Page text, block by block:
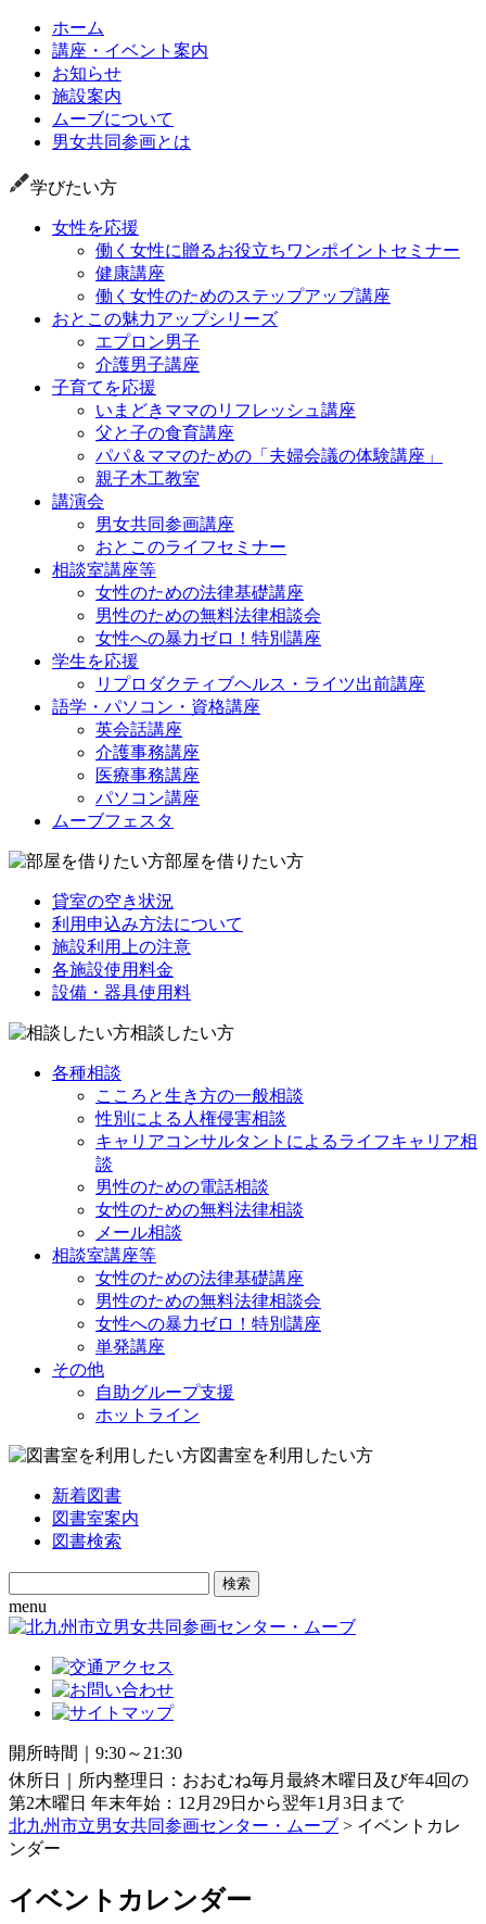
ホーム
講座・イベント案内
お知らせ
施設案内
ムーブについて
男女共同参画とは
学びたい方
女性を応援
働く女性に贈るお役立ちワンポイントセミナー
健康講座
働く女性のためのステップアップ講座
おとこの魅力アップシリーズ
エプロン男子
介護男子講座
子育てを応援
いまどきママのリフレッシュ講座
父と子の食育講座
パパ＆ママのための「夫婦会議の体験講座」
親子木工教室
講演会
男女共同参画講座
おとこのライフセミナー
相談室講座等
女性のための法律基礎講座
男性のための無料法律相談会
女性への暴力ゼロ！特別講座
学生を応援
リプロダクティブヘルス・ライツ出前講座
語学・パソコン・資格講座
英会話講座
介護事務講座
医療事務講座
パソコン講座
ムーブフェスタ
部屋を借りたい方
貸室の空き状況
利用申込み方法について
施設利用上の注意
各施設使用料金
設備・器具使用料
相談したい方
各種相談
こころと生き方の一般相談
性別による人権侵害相談
キャリアコンサルタントによるライフキャリア相
談
男性のための電話相談
女性のための無料法律相談
メール相談
相談室講座等
女性のための法律基礎講座
男性のための無料法律相談会
女性への暴力ゼロ！特別講座
単発講座
その他
自助グループ支援
ホットライン
図書室を利用したい方
新着図書
図書室案内
図書検索
Search
for:
menu
開所時間｜9:30～21:30
休所日｜所内整理日：おおむね毎月最終木曜日及び年4回の
第2木曜日 年末年始：12月29日から翌年1月3日まで
北九州市立男女共同参画センター・ムーブ > イベントカレ
ンダー
イベントカレンダー